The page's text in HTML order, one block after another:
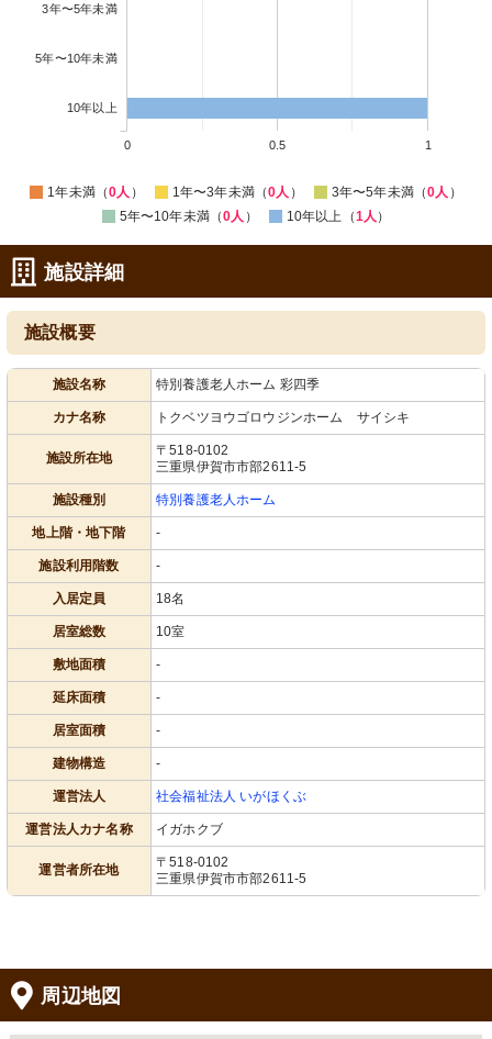
3年〜5年未満
5年〜10年未満
10年以上
0 0.5 1
1年未満（0人 ） 1年〜3年未満（0人 ） 3年〜5年未満（0人 ）
5年〜10年未満（0人 ） 10年以上（1人 ）
施設詳細
施設概要
施設名称 特別養護老人ホーム 彩四季
カナ名称 トクベツヨウゴロウジンホーム サイシキ
施設所在地
〒518-0102
三重県伊賀市市部2611-5
施設種別 特別養護老人ホーム
地上階・地下階 -
施設利用階数 -
入居定員 18名
居室総数 10室
敷地面積 -
延床面積 -
居室面積 -
建物構造 -
運営法人 社会福祉法人 いがほくぶ
運営法人カナ名称 イガホクブ
運営者所在地
〒518-0102
三重県伊賀市市部2611-5
周辺地図